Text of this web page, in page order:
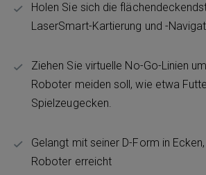
Holen Sie sich die
LaserSmart-Kartierung und -
Ziehen Sie virtuelle No-Go-Linien
Roboter meiden soll, wie etwa
Spielzeugecken.
Gelangt mit seiner D-Form in
Roboter erreicht